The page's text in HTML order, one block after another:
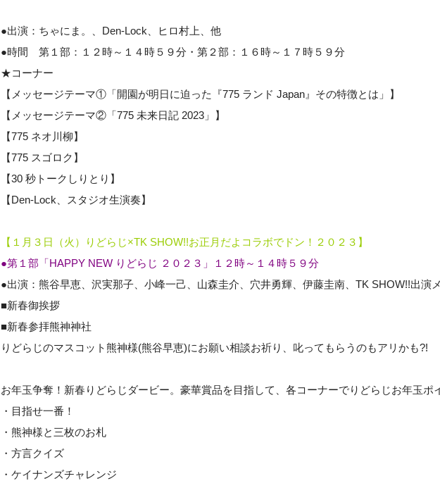
●出演：ちゃにま。、Den-Lock、ヒロ村上、他
●時間 第１部：１２時～１４時５９分・第２部：１６時～１７時５９分
★コーナー
【メッセージテーマ①「開園が明日に迫った『775 ランド Japan』その特徴とは」】
【メッセージテーマ②「775 未来日記 2023」】
【775 ネオ川柳】
【775 スゴロク】
【30 秒トークしりとり】
【Den-Lock、スタジオ生演奏】
【１月３日（火）りどらじ×TK SHOW!!お正月だよコラボでドン！２０２３】
●第１部「HAPPY NEW りどらじ ２０２３」１２時～１４時５９分
●出演：熊谷早恵、沢実那子、小峰一己、山森圭介、穴井勇輝、伊藤圭南、TK SHOW!!出演
■新春御挨拶
■新春参拝熊神神社
りどらじのマスコット熊神様(熊谷早恵)にお願い相談お祈り、叱ってもらうのもアリかも?!
お年玉争奪！新春りどらじダービー。豪華賞品を目指して、各コーナーでりどらじお年玉ポ
・目指せ一番！
・熊神様と三枚のお札
・方言クイズ
・ケイナンズチャレンジ